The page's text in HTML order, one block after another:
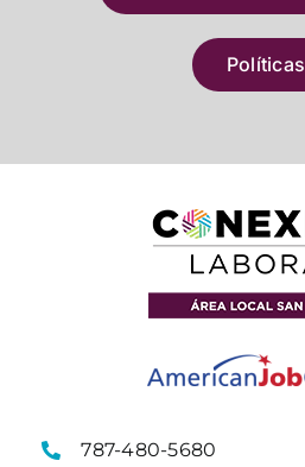
Políticas
787-480-5680